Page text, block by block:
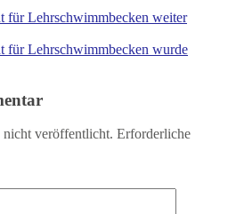
für Lehrschwimmbecken weiter
für Lehrschwimmbecken wurde
veröffentlicht. Erforderliche